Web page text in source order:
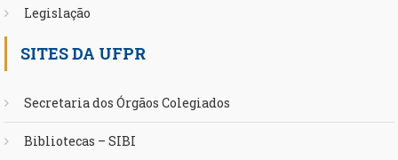
Legislação
SITES DA UFPR
Secretaria dos Órgãos Colegiados
Bibliotecas – SIBI